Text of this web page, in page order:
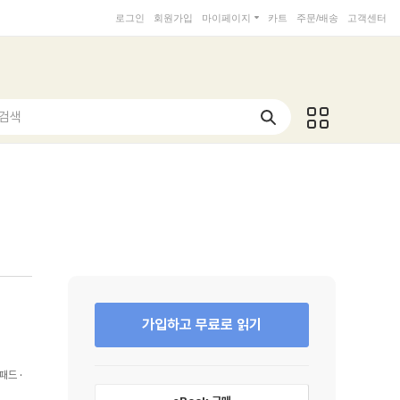
로그인 회원가입 마이페이지 카트 주문/배송 고객센터
색
드
가입하고 무료로 읽기